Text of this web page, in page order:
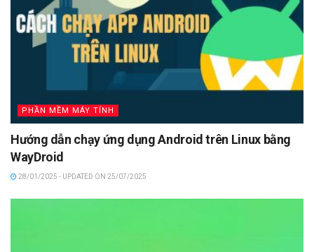
PHẦN MỀM MÁY TÍNH
Hướng dẫn chạy ứng dụng Android trên Linux bằng
WayDroid
28/01/2025 - UPDATED ON 25/07/2025